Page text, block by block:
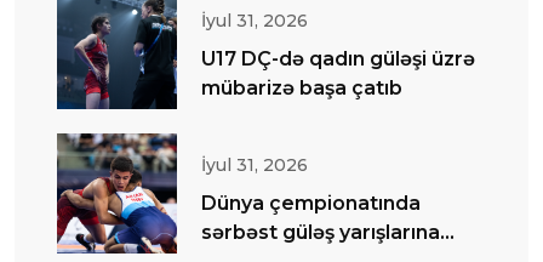
İyul 31, 2026
U17 DÇ-də qadın güləşi üzrə
mübarizə başa çatıb
İyul 31, 2026
Dünya çempionatında
sərbəst güləş yarışlarına